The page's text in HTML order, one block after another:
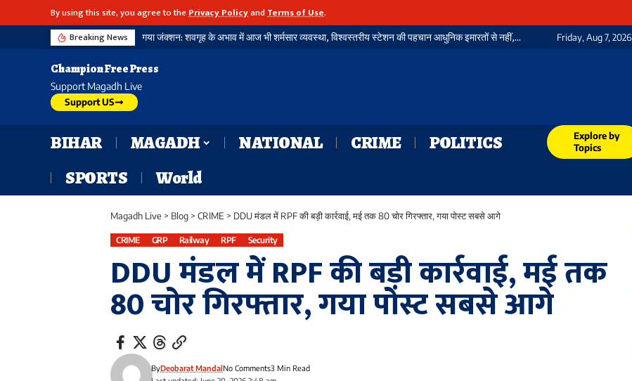
By using this site, you agree to thePrivacy PolicyandTerms of Use.
Breaking News गया जंक्शन: शवगृह के अभाव में आज भी शर्मसार व्यवस्था, विश्वस्तरीय स्टेशन की पहचान आधुनिक इमारतों से नहीं, बल्कि मानवीय संवेदनशीलता से भी होती Friday, Aug 7, 2026
Champion Free Press
Support Magadh Live
Support US
BIHAR MAGADH NATIONAL CRIME
POLITICS
SPORTS
World
Explore by
Topics
Magadh Live > Blog > CRIME > DDU मंडल में RPF की बड़ी कार्रवाई, मई तक 80 चोर गिरफ्तार, गया पोस्ट सबसे आगे
CRIME GRP Railway RPF Security
DDU मंडल में RPF की बड़ी कार्रवाई, मई तक
80 चोर गिरफ्तार, गया पोस्ट सबसे आगे
ByDeobarat MandalNo Comments3 Min Read